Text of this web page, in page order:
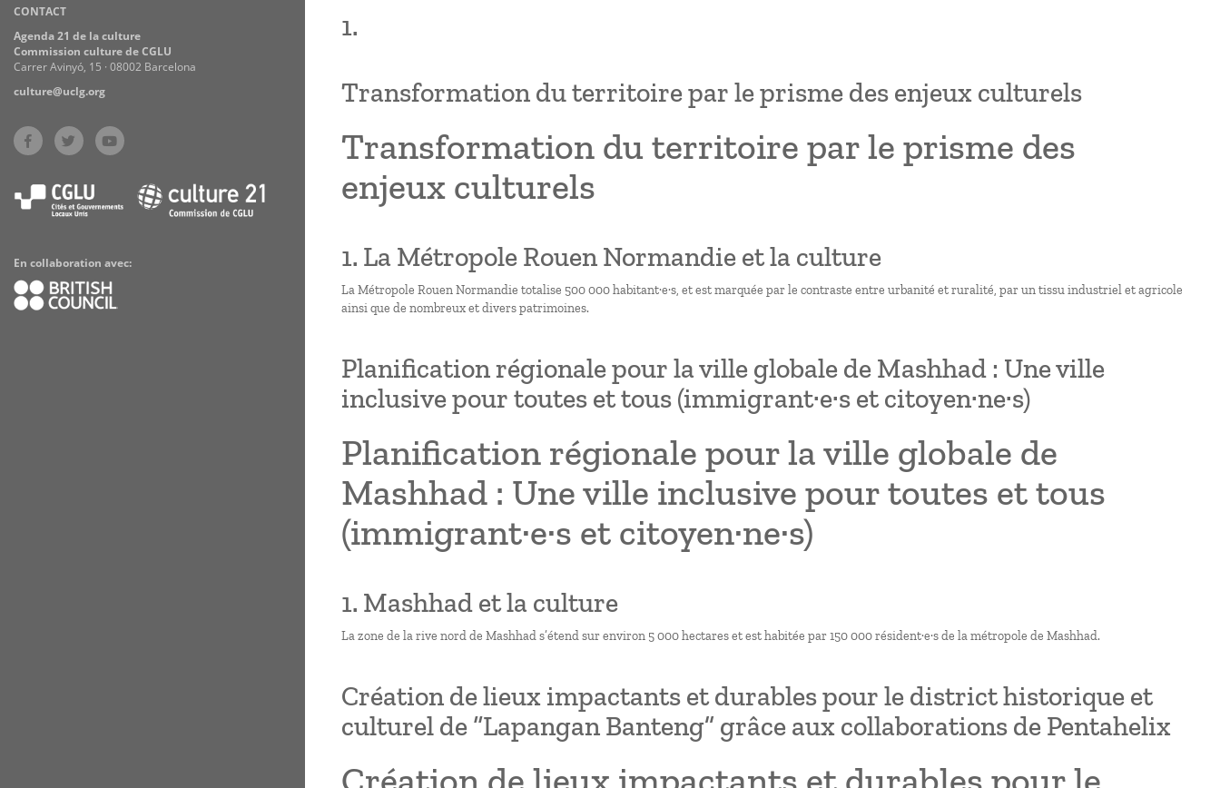
Practices
CONTACT
Agenda 21 de la culture
Commission culture de CGLU
Carrer Avinyó, 15 · 08002 Barcelona
culture@uclg.org
En collaboration avec:
1.
Transformation du territoire par le prisme des enjeux culturels
Transformation du territoire par le prisme des
enjeux culturels
1. La Métropole Rouen Normandie et la culture
La Métropole Rouen Normandie totalise 500 000 habitant·e·s, et est marquée par le contraste entre urbanité et ruralité, par un tissu industriel et agricole
ainsi que de nombreux et divers patrimoines.
Planification régionale pour la ville globale de Mashhad : Une ville
inclusive pour toutes et tous (immigrant·e·s et citoyen·ne·s)
Planification régionale pour la ville globale de
Mashhad : Une ville inclusive pour toutes et tous
(immigrant·e·s et citoyen·ne·s)
1. Mashhad et la culture
La zone de la rive nord de Mashhad s’étend sur environ 5 000 hectares et est habitée par 150 000 résident·e·s de la métropole de Mashhad.
Création de lieux impactants et durables pour le district historique et
culturel de “Lapangan Banteng” grâce aux collaborations de Pentahelix